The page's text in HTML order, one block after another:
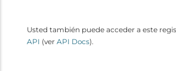
Usted también puede acceder a este
API (ver API Docs).